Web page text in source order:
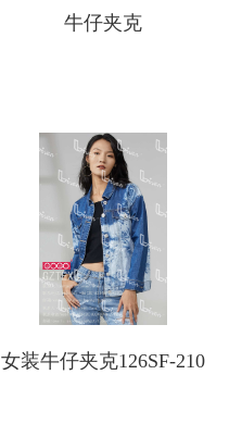
牛仔夹克
女装牛仔夹克126SF-210